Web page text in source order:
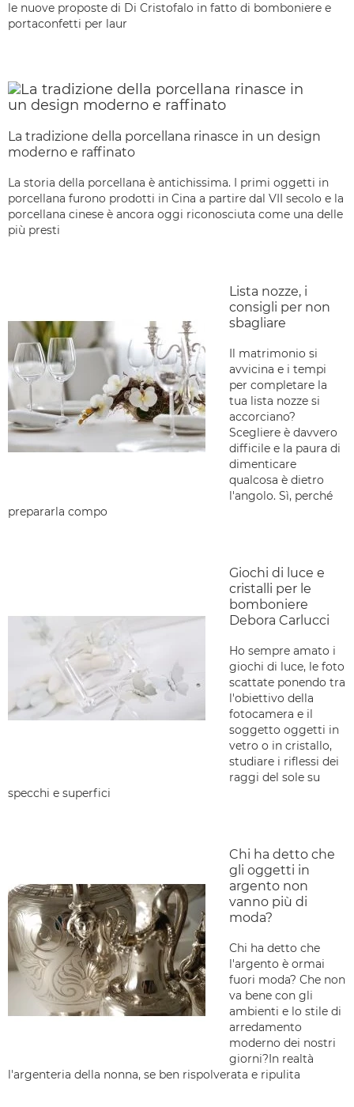
le nuove proposte di Di Cristofalo in fatto di bomboniere e
portaconfetti per laur
La tradizione della porcellana rinasce in un design
moderno e raffinato
La storia della porcellana è antichissima. I primi oggetti in
porcellana furono prodotti in Cina a partire dal VII secolo e la
porcellana cinese è ancora oggi riconosciuta come una delle
più presti
Lista nozze, i
consigli per non
sbagliare
Il matrimonio si
avvicina e i tempi
per completare la
tua lista nozze si
accorciano?
Scegliere è davvero
difficile e la paura di
dimenticare
qualcosa è dietro
l'angolo. Sì, perché
prepararla compo
Giochi di luce e
cristalli per le
bomboniere
Debora Carlucci
Ho sempre amato i
giochi di luce, le foto
scattate ponendo tra
l'obiettivo della
fotocamera e il
soggetto oggetti in
vetro o in cristallo,
studiare i riflessi dei
raggi del sole su
specchi e superfici
Chi ha detto che
gli oggetti in
argento non
vanno più di
moda?
Chi ha detto che
l'argento è ormai
fuori moda? Che non
va bene con gli
ambienti e lo stile di
arredamento
moderno dei nostri
giorni?In realtà
l'argenteria della nonna, se ben rispolverata e ripulita